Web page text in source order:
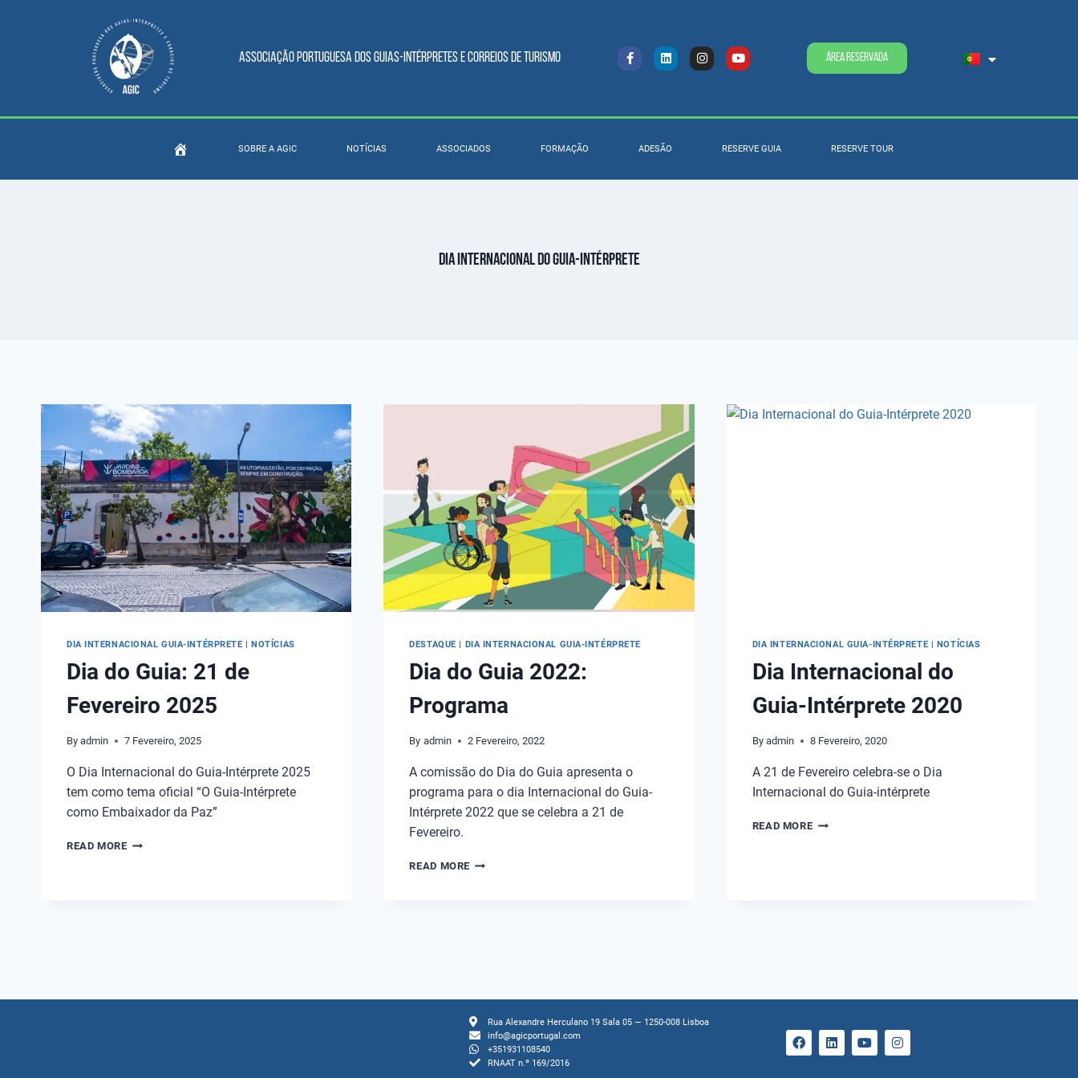
Associação Portuguesa dos Guias-intérpretes e Correios de turismo Área Reservada
SOBRE A AGIC NOTÍCIAS ASSOCIADOS FORMAÇÃO ADESÃO RESERVE GUIA RESERVE TOUR
Dia Internacional do Guia-Intérprete
DIA INTERNACIONAL GUIA-INTÉRPRETE |NOTÍCIAS
Dia do Guia: 21 de
Fevereiro 2025
By admin 7 Fevereiro, 2025
O Dia Internacional do Guia-Intérprete 2025
tem como tema oficial “O Guia-Intérprete
como Embaixador da Paz”
READ MORE
DESTAQUE | DIA INTERNACIONAL GUIA-INTÉRPRETE
Dia do Guia 2022:
Programa
By admin 2 Fevereiro, 2022
A comissão do Dia do Guia apresenta o
programa para o dia Internacional do Guia-
Intérprete 2022 que se celebra a 21 de
Fevereiro.
READ MORE
DIA INTERNACIONAL GUIA-INTÉRPRETE | NOTÍCIAS
Dia Internacional do
Guia-Intérprete 2020
By admin 8 Fevereiro, 2020
A 21 de Fevereiro celebra-se o Dia
Internacional do Guia-intérprete
READ MORE
Rua Alexandre Herculano 19 Sala 05 — 1250-008 Lisboa
info@agicportugal.com
+351931108540
RNAAT n.º 169/2016